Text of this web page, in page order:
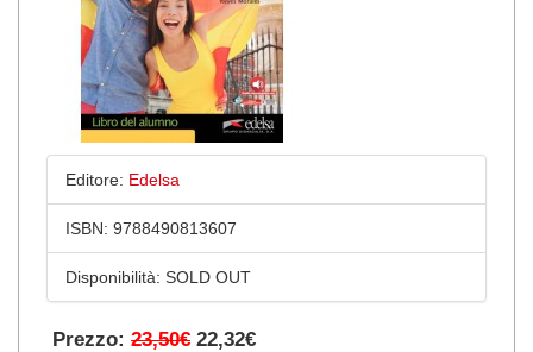
Editore: Edelsa
ISBN: 9788490813607
Disponibilità: SOLD OUT
Prezzo: 23,50€ 22,32€